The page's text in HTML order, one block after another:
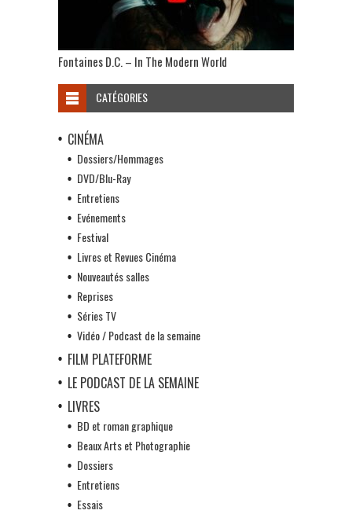
Fontaines D.C. – In The Modern World
CATÉGORIES
CINÉMA
Dossiers/Hommages
DVD/Blu-Ray
Entretiens
Evénements
Festival
Livres et Revues Cinéma
Nouveautés salles
Reprises
Séries TV
Vidéo / Podcast de la semaine
FILM PLATEFORME
LE PODCAST DE LA SEMAINE
LIVRES
BD et roman graphique
Beaux Arts et Photographie
Dossiers
Entretiens
Essais